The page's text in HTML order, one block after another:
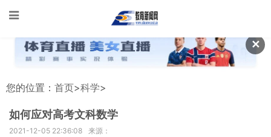
✕
您的位置： 首页>科学>
如何应对高考文科数学
2021-12-05 22:36:08 来源：